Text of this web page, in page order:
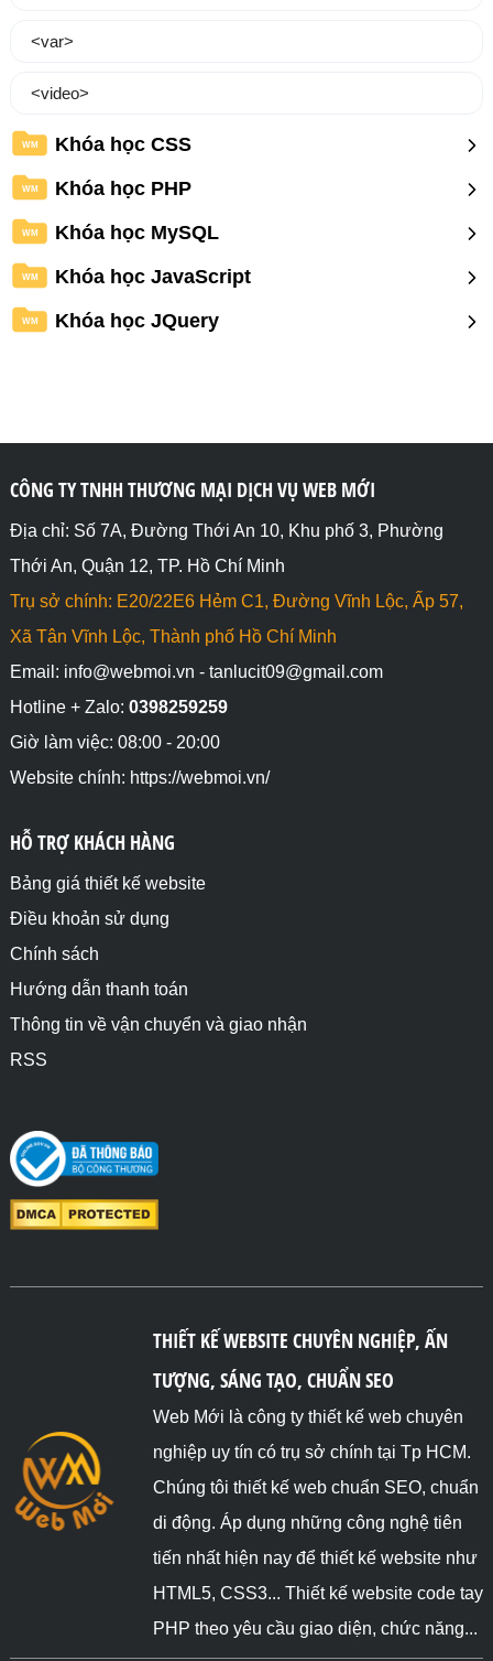
<var>
<video>
WM Khóa học CSS
WM Khóa học PHP
WM Khóa học MySQL
WM Khóa học JavaScript
WM Khóa học JQuery
CÔNG TY TNHH THƯƠNG MẠI DỊCH VỤ WEB MỚI
Địa chỉ: Số 7A, Đường Thới An 10, Khu phố 3, Phường
Thới An, Quận 12, TP. Hồ Chí Minh
Trụ sở chính: E20/22E6 Hẻm C1, Đường Vĩnh Lộc, Ấp 57,
Xã Tân Vĩnh Lộc, Thành phố Hồ Chí Minh
Email: info@webmoi.vn - tanlucit09@gmail.com
Hotline + Zalo: 0398259259
Giờ làm việc: 08:00 - 20:00
Website chính: https://webmoi.vn/
HỖ TRỢ KHÁCH HÀNG
Bảng giá thiết kế website
Điều khoản sử dụng
Chính sách
Hướng dẫn thanh toán
Thông tin về vận chuyển và giao nhận
RSS
THIẾT KẾ WEBSITE CHUYÊN NGHIỆP, ẤN
TƯỢNG, SÁNG TẠO, CHUẨN SEO
Web Mới là công ty thiết kế web chuyên
nghiệp uy tín có trụ sở chính tại Tp HCM.
Chúng tôi thiết kế web chuẩn SEO, chuẩn
di động. Áp dụng những công nghệ tiên
tiến nhất hiện nay để thiết kế website như
HTML5, CSS3... Thiết kế website code tay
PHP theo yêu cầu giao diện, chức năng...